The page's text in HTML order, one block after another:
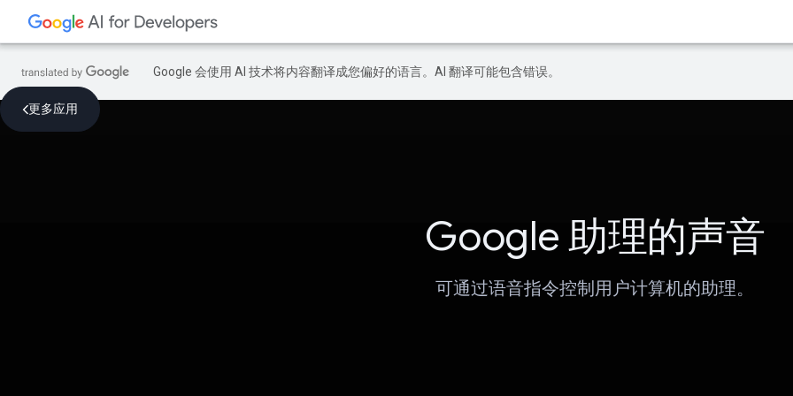
Google 会使用 AI 技术将内容翻译成您偏好的语言。AI 翻译可能包含错误。
更多应用
Google 助理的声音
可通过语音指令控制用户计算机的助理。